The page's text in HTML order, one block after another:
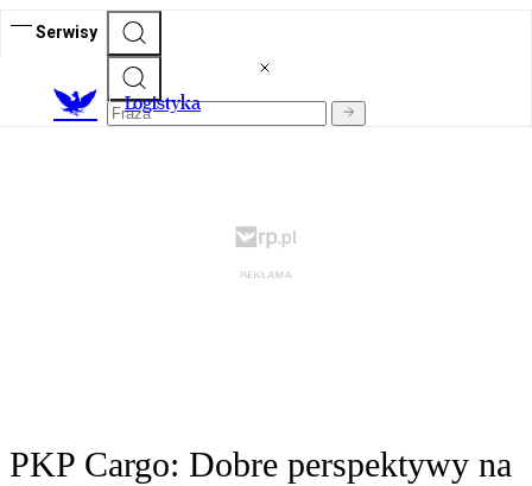
Serwisy
Logistyka
PKP Cargo: Dobre perspektywy na